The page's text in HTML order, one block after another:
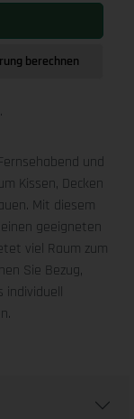
berechnen
und
Kissen, Decken
Mit diesem
geeigneten
viel Raum zum
Sie Bezug,
individuell